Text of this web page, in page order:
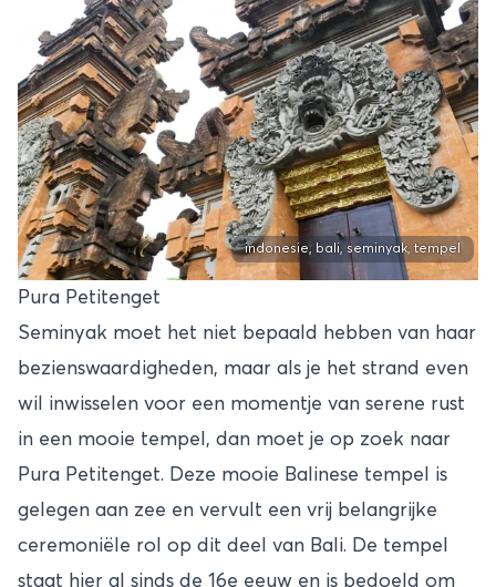
indonesie, bali, seminyak, tempel
Pura Petitenget
Seminyak moet het niet bepaald hebben van haar
bezienswaardigheden, maar als je het strand even
wil inwisselen voor een momentje van serene rust
in een mooie tempel, dan moet je op zoek naar
Pura Petitenget. Deze mooie Balinese tempel is
gelegen aan zee en vervult een vrij belangrijke
ceremoniële rol op dit deel van Bali. De tempel
staat hier al sinds de 16e eeuw en is bedoeld om